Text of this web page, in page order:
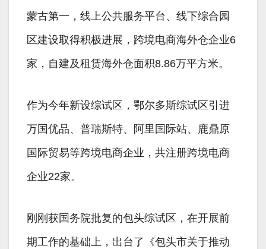
蒙古第一，线上公共服务平台、线下综合园
区建设取得积极进展，跨境电商海外仓企业6
家，自建及租赁海外仓面积8.86万平方米。
作为今年新设综试区，鄂尔多斯综试区引进
万国优品、普瑞斯特、阿里国际站、鹿鼎原
国际贸易等跨境电商企业，共注册跨境电商
企业22家。
刚刚获国务院批复的包头综试区，在开展前
期工作的基础上，出台了《包头市关于推动